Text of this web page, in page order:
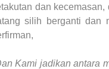
dan kecemasan,
silih berganti dan
Kami jadikan antara